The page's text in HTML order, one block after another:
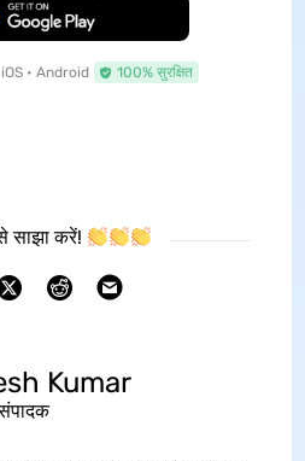
डाउनलोड
• Android 100% सुरक्षित
साझा करें!
Kumar